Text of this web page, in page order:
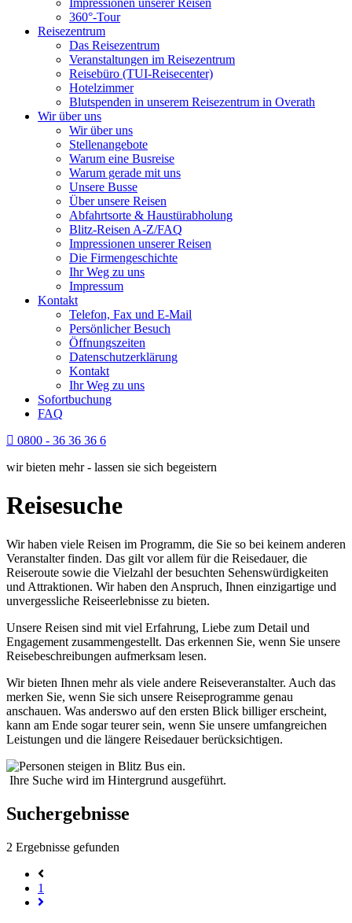
Impressionen unserer Reisen
360°-Tour
Reisezentrum
Das Reisezentrum
Veranstaltungen im Reisezentrum
Reisebüro (TUI-Reisecenter)
Hotelzimmer
Blutspenden in unserem Reisezentrum in Overath
Wir über uns
Wir über uns
Stellenangebote
Warum eine Busreise
Warum gerade mit uns
Unsere Busse
Über unsere Reisen
Abfahrtsorte & Haustürabholung
Blitz-Reisen A-Z/FAQ
Impressionen unserer Reisen
Die Firmengeschichte
Ihr Weg zu uns
Impressum
Kontakt
Telefon, Fax und E-Mail
Persönlicher Besuch
Öffnungszeiten
Datenschutzerklärung
Kontakt
Ihr Weg zu uns
Sofortbuchung
FAQ
0800 - 36 36 36 6
wir bieten mehr - lassen sie sich begeistern
Reisesuche
Wir haben viele Reisen im Programm, die Sie so bei keinem anderen
Veranstalter finden. Das gilt vor allem für die Reisedauer, die
Reiseroute sowie die Vielzahl der besuchten Sehenswürdigkeiten
und Attraktionen. Wir haben den Anspruch, Ihnen einzigartige und
unvergessliche Reiseerlebnisse zu bieten.
Unsere Reisen sind mit viel Erfahrung, Liebe zum Detail und
Engagement zusammengestellt. Das erkennen Sie, wenn Sie unsere
Reisebeschreibungen aufmerksam lesen.
Wir bieten Ihnen mehr als viele andere Reiseveranstalter. Auch das
merken Sie, wenn Sie sich unsere Reiseprogramme genau
anschauen. Was anderswo auf den ersten Blick billiger erscheint,
kann am Ende sogar teurer sein, wenn Sie unsere umfangreichen
Leistungen und die längere Reisedauer berücksichtigen.
Ihre Suche wird im Hintergrund ausgeführt.
Suchergebnisse
2 Ergebnisse gefunden
1